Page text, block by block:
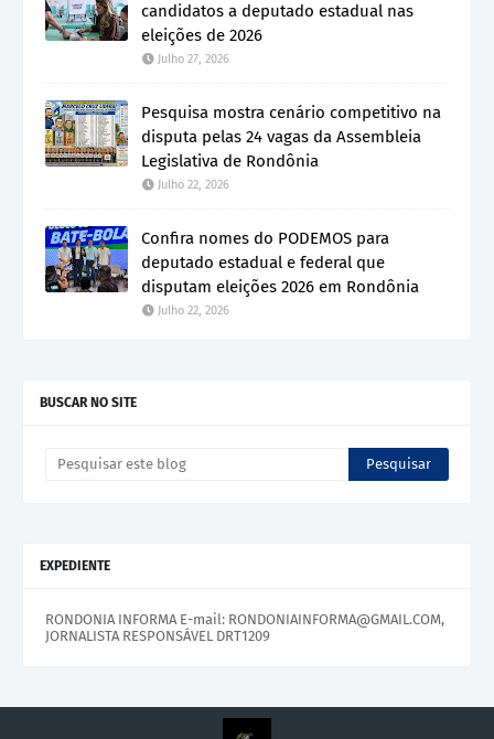
candidatos a deputado estadual nas
eleições de 2026
Julho 27, 2026
Pesquisa mostra cenário competitivo na
disputa pelas 24 vagas da Assembleia
Legislativa de Rondônia
Julho 22, 2026
Confira nomes do PODEMOS para
deputado estadual e federal que
disputam eleições 2026 em Rondônia
Julho 22, 2026
BUSCAR NO SITE
EXPEDIENTE
RONDONIA INFORMA E-mail: RONDONIAINFORMA@GMAIL.COM,
JORNALISTA RESPONSÁVEL DRT1209